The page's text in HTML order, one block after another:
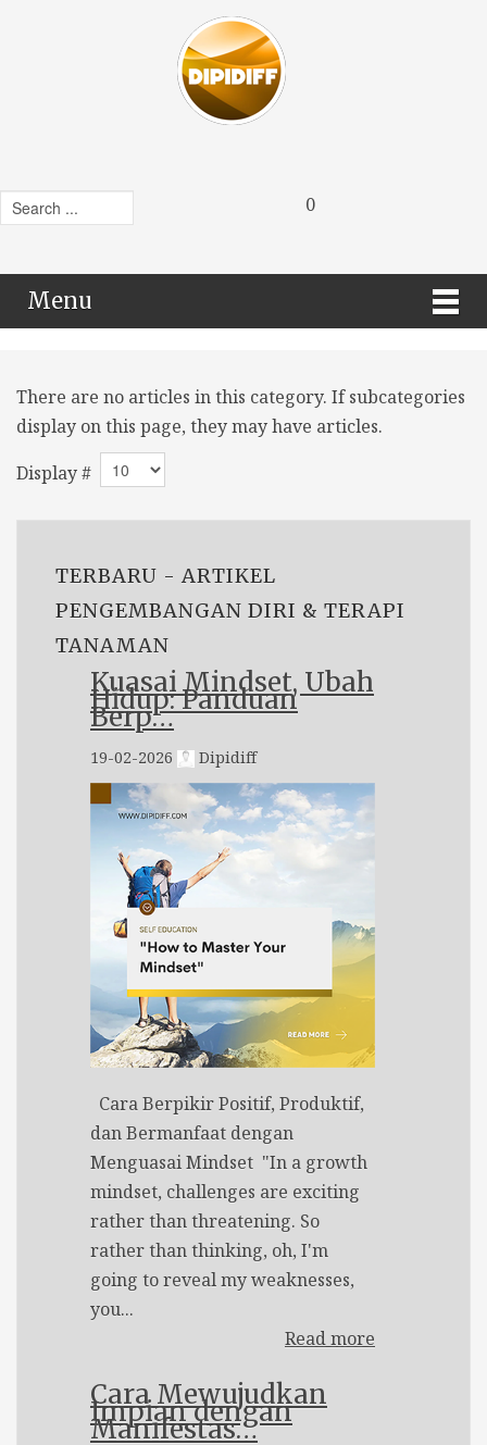
0
Menu
There are no articles in this category. If subcategories
display on this page, they may have articles.
Display #
TERBARU - ARTIKEL
PENGEMBANGAN DIRI & TERAPI
TANAMAN
Kuasai Mindset, Ubah
Hidup: Panduan
Berp…
19-02-2026 Dipidiff
Cara Berpikir Positif, Produktif,
dan Bermanfaat dengan
Menguasai Mindset "In a growth
mindset, challenges are exciting
rather than threatening. So
rather than thinking, oh, I'm
going to reveal my weaknesses,
you...
Read more
Cara Mewujudkan
Impian dengan
Manifestas…